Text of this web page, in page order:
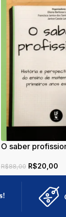
O saber
atuais do ensino
matemática nos
anos escolares
R$88,00 R$20,00